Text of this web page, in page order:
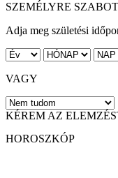
SZEMÉLYRE
Adja meg születési
VAGY
KÉREM AZ
HOROSZKÓP